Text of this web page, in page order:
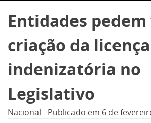
Geral
Cidades
Política
Opinião
Informe especial
por:
Entidades
criação da licença
indenizatória no
Legislativo
Nacional - Publicado em 6 de